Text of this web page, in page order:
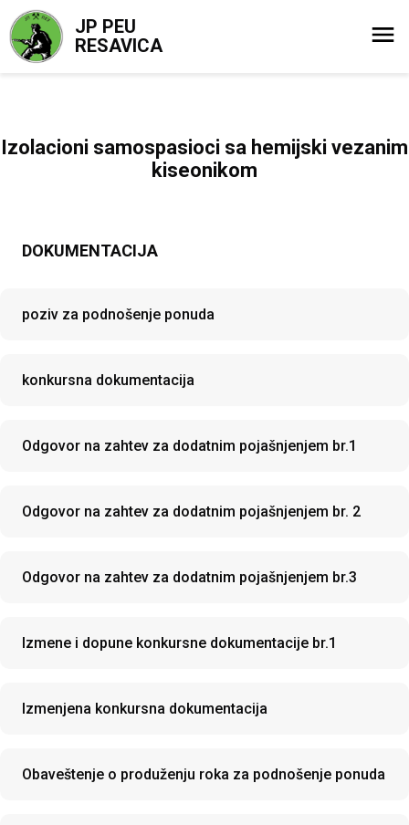
JP PEU
RESAVICA
Izolacioni samospasioci sa hemijski vezanim
kiseonikom
DOKUMENTACIJA
poziv za podnošenje ponuda
konkursna dokumentacija
Odgovor na zahtev za dodatnim pojašnjenjem br.1
Odgovor na zahtev za dodatnim pojašnjenjem br. 2
Odgovor na zahtev za dodatnim pojašnjenjem br.3
Izmene i dopune konkursne dokumentacije br.1
Izmenjena konkursna dokumentacija
Obaveštenje o produženju roka za podnošenje ponuda